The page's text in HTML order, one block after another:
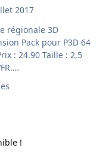
2017
régionale 3D
Pack pour P3D 64
La
!
!